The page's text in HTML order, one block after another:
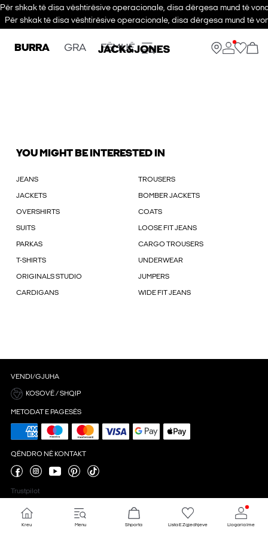
Për shkak të disa vështirësive operacionale, disa dërgesa mund të
Për shkak të disa vështirësive operacionale, disa dërgesa mund të
BURRA GRA FËMIJË
YOU MIGHT BE INTERESTED IN
JEANS TROUSERS
JACKETS BOMBER JACKETS
OVERSHIRTS COATS
SUITS LOOSE FIT JEANS
PARKAS CARGO TROUSERS
T-SHIRTS UNDERWEAR
ORIGINALS STUDIO JUMPERS
CARDIGANS WIDE FIT JEANS
VENDI/GJUHA
KOSOVË / SHQIP
METODAT E PAGESËS
QËNDRO NË KONTAKT
Trustpilot
Cilësimet 'cookie'
Kreu Menu Shporta Lista E Zgjedhjeve Llogaria Ime